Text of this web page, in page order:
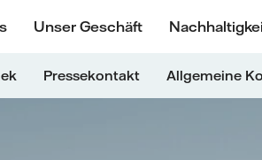
Unser Geschäft
Pressekontakt Allgemeine